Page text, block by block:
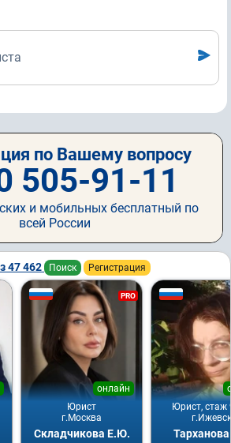
по Вашему вопросу
505-91-11
и мобильных бесплатный по
всей России
47 462 Поиск Регистрация
PRO
Юрист
онлайн
г.Москва
Складчикова Е.Ю.
Юрист, стаж
г.Ижевск